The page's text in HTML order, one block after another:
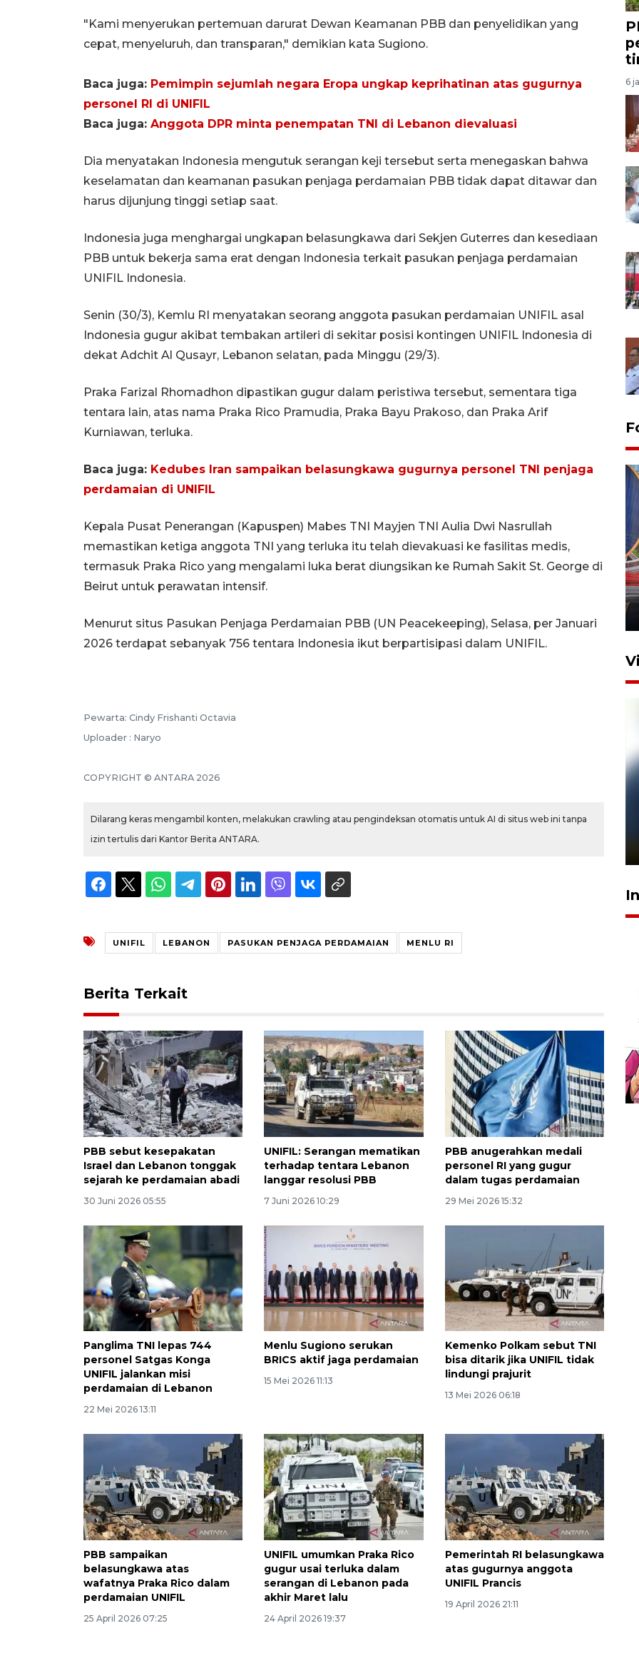
"Kami menyerukan pertemuan darurat Dewan Keamanan PBB dan penyelidikan yang
cepat, menyeluruh, dan transparan," demikian kata Sugiono.
Baca juga: Pemimpin sejumlah negara Eropa ungkap keprihatinan atas gugurnya
personel RI di UNIFIL
Baca juga: Anggota DPR minta penempatan TNI di Lebanon dievaluasi
Dia menyatakan Indonesia mengutuk serangan keji tersebut serta menegaskan bahwa
keselamatan dan keamanan pasukan penjaga perdamaian PBB tidak dapat ditawar dan
harus dijunjung tinggi setiap saat.
Indonesia juga menghargai ungkapan belasungkawa dari Sekjen Guterres dan kesediaan
PBB untuk bekerja sama erat dengan Indonesia terkait pasukan penjaga perdamaian
UNIFIL Indonesia.
Senin (30/3), Kemlu RI menyatakan seorang anggota pasukan perdamaian UNIFIL asal
Indonesia gugur akibat tembakan artileri di sekitar posisi kontingen UNIFIL Indonesia di
dekat Adchit Al Qusayr, Lebanon selatan, pada Minggu (29/3).
Praka Farizal Rhomadhon dipastikan gugur dalam peristiwa tersebut, sementara tiga
tentara lain, atas nama Praka Rico Pramudia, Praka Bayu Prakoso, dan Praka Arif
Kurniawan, terluka.
Baca juga: Kedubes Iran sampaikan belasungkawa gugurnya personel TNI penjaga
perdamaian di UNIFIL
Kepala Pusat Penerangan (Kapuspen) Mabes TNI Mayjen TNI Aulia Dwi Nasrullah
memastikan ketiga anggota TNI yang terluka itu telah dievakuasi ke fasilitas medis,
termasuk Praka Rico yang mengalami luka berat diungsikan ke Rumah Sakit St. George di
Beirut untuk perawatan intensif.
Menurut situs Pasukan Penjaga Perdamaian PBB (UN Peacekeeping), Selasa, per Januari
2026 terdapat sebanyak 756 tentara Indonesia ikut berpartisipasi dalam UNIFIL.
Pewarta: Cindy Frishanti Octavia
Uploader : Naryo
COPYRIGHT © ANTARA 2026
Dilarang keras mengambil konten, melakukan crawling atau pengindeksan otomatis untuk AI di situs web ini tanpa
izin tertulis dari Kantor Berita ANTARA.
UNIFIL LEBANON PASUKAN PENJAGA PERDAMAIAN MENLU RI
Berita Terkait
PBB sebut kesepakatan
Israel dan Lebanon tonggak
sejarah ke perdamaian abadi
30 Juni 2026 05:55
UNIFIL: Serangan mematikan
terhadap tentara Lebanon
langgar resolusi PBB
7 Juni 2026 10:29
PBB anugerahkan medali
personel RI yang gugur
dalam tugas perdamaian
29 Mei 2026 15:32
Panglima TNI lepas 744
personel Satgas Konga
UNIFIL jalankan misi
perdamaian di Lebanon
22 Mei 2026 13:11
Menlu Sugiono serukan
BRICS aktif jaga perdamaian
15 Mei 2026 11:13
Kemenko Polkam sebut TNI
bisa ditarik jika UNIFIL tidak
lindungi prajurit
13 Mei 2026 06:18
PBB sampaikan
belasungkawa atas
wafatnya Praka Rico dalam
perdamaian UNIFIL
25 April 2026 07:25
UNIFIL umumkan Praka Rico
gugur usai terluka dalam
serangan di Lebanon pada
akhir Maret lalu
24 April 2026 19:37
Pemerintah RI belasungkawa
atas gugurnya anggota
UNIFIL Prancis
19 April 2026 21:11
6
Komisi V DPR tinjau
perlintasan sebidang di
Pelanggan Filaha Farm setia
sampai 8 tahan?
Sinyal positif perekonomian
Indonesia
2026-08-05 15:00:00